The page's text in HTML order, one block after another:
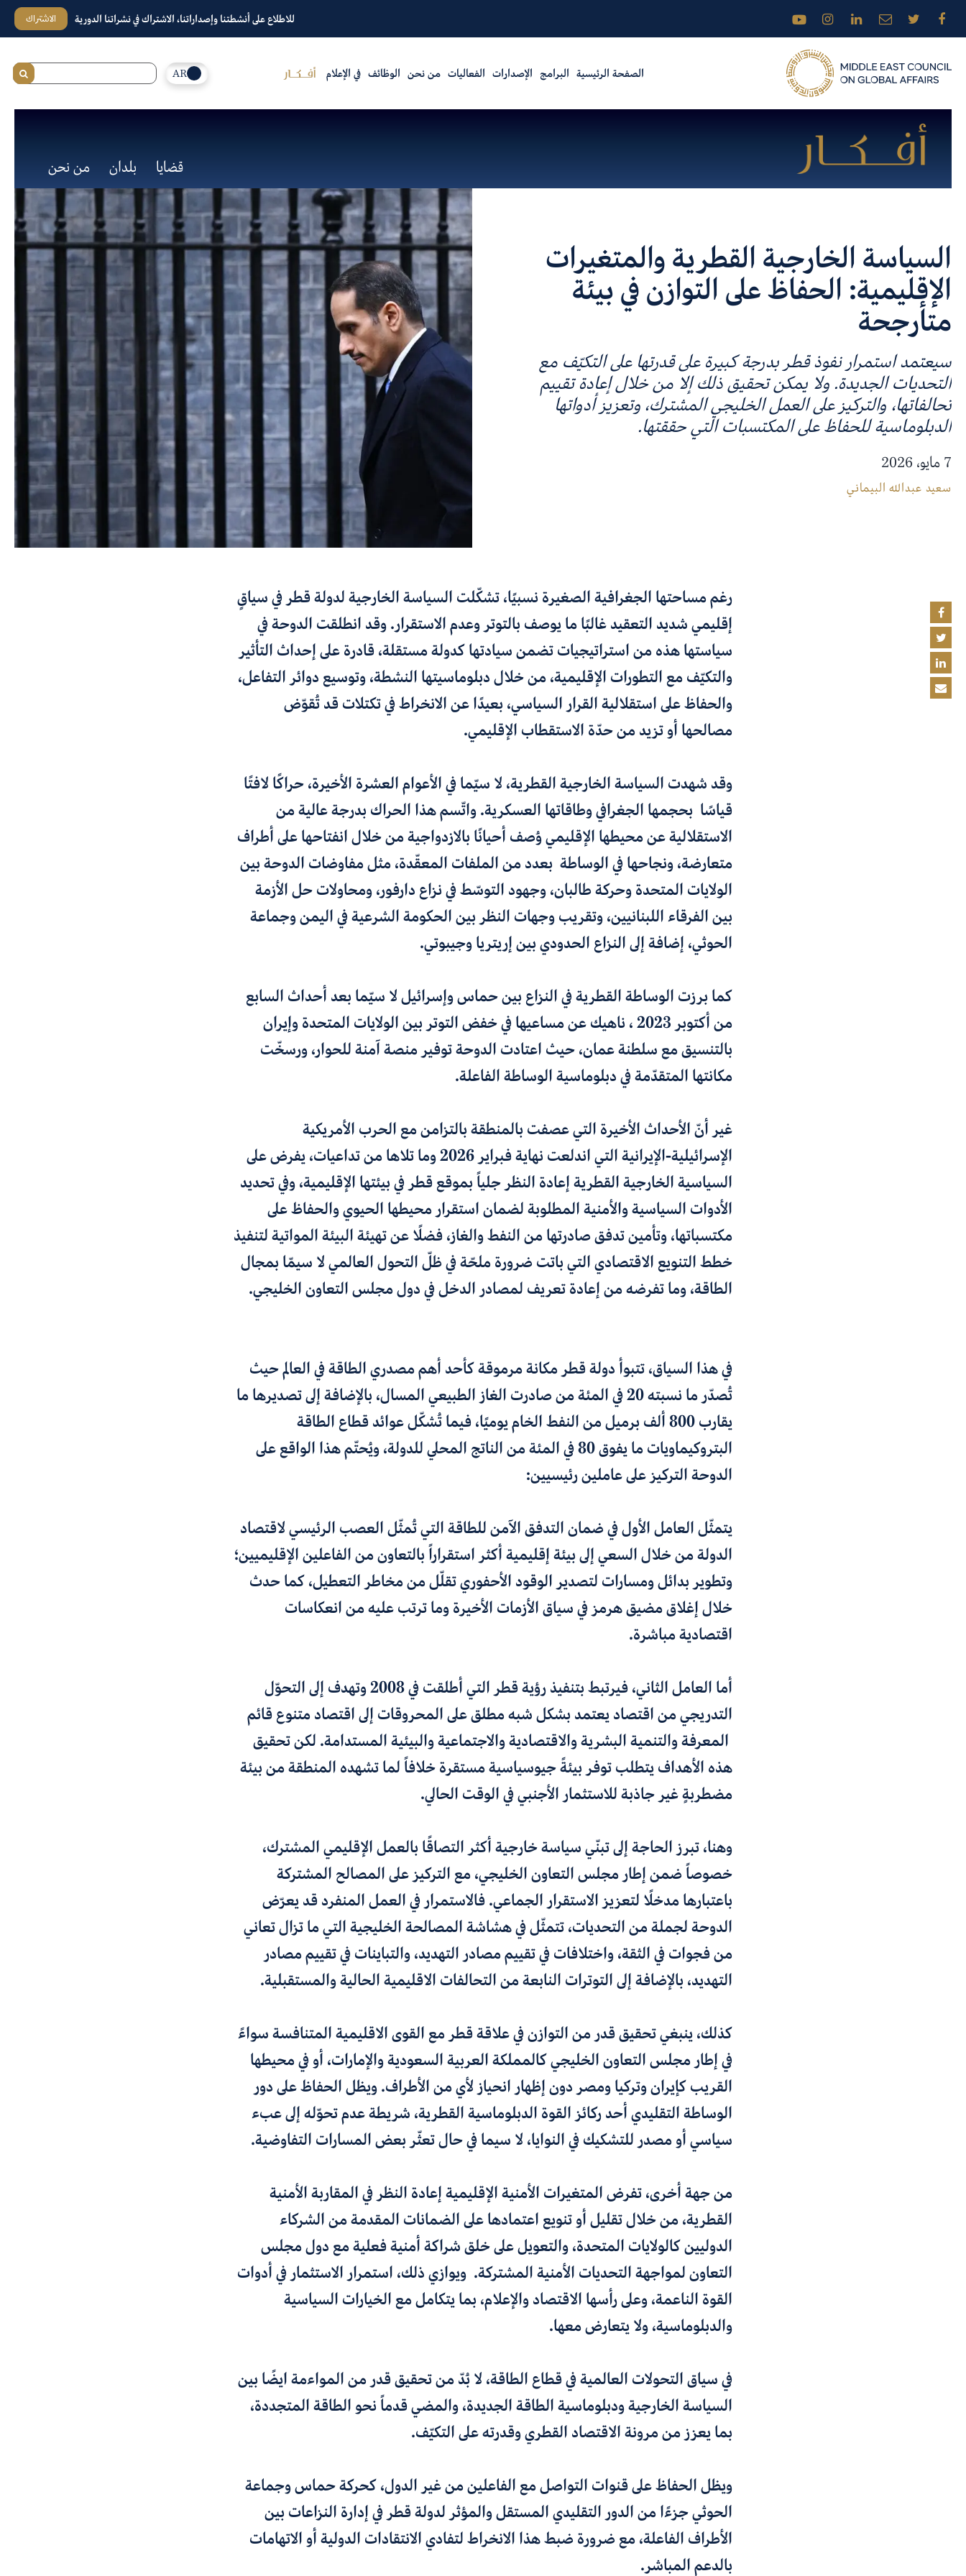
للاطلاع على أنشطتنا وإصداراتنا، الاشتراك في نشراتنا الدورية الاشتراك
الصفحة الرئيسية البرامج الإصدارات الفعاليات من نحن الوظائف في الإعلام AR
قضايا بلدان من نحن
السياسة الخارجية القطرية والمتغيرات
الإقليمية: الحفاظ على التوازن في بيئة
متأرجحة
سيعتمد استمرار نفوذ قطر بدرجة كبيرة على قدرتها على التكيّف مع
التحديات الجديدة. ولا يمكن تحقيق ذلك إلا من خلال إعادة تقييم
تحالفاتها، والتركيز على العمل الخليجي المشترك، وتعزيز أدواتها
الدبلوماسية للحفاظ على المكتسبات التي حققتها.
7 مايو، 2026
سعيد عبدالله البيماني
رغم مساحتها الجغرافية الصغيرة نسبيًا، تشكّلت السياسة الخارجية لدولة قطر في سياقٍ
إقليمي شديد التعقيد غالبًا ما يوصف بالتوتر وعدم الاستقرار. وقد انطلقت الدوحة في
سياستها هذه من استراتيجيات تضمن سيادتها كدولة مستقلة، قادرة على إحداث التأثير
والتكيّف مع التطورات الإقليمية، من خلال دبلوماسيتها النشطة، وتوسيع دوائر التفاعل،
والحفاظ على استقلالية القرار السياسي، بعيدًا عن الانخراط في تكتلات قد تُقوّض
مصالحها أو تزيد من حدّة الاستقطاب الإقليمي.
وقد شهدت السياسة الخارجية القطرية، لا سيّما في الأعوام العشرة الأخيرة، حراكًا لافتًا
قياسًا بحجمها الجغرافي وطاقاتها العسكرية. واتّسم هذا الحراك بدرجة عالية من
الاستقلالية عن محيطها الإقليمي وُصف أحيانًا بالازدواجية من خلال انفتاحها على أطراف
متعارضة، ونجاحها في الوساطة بعدد من الملفات المعقّدة، مثل مفاوضات الدوحة بين
الولايات المتحدة وحركة طالبان، وجهود التوسّط في نزاع دارفور، ومحاولات حل الأزمة
بين الفرقاء اللبنانيين، وتقريب وجهات النظر بين الحكومة الشرعية في اليمن وجماعة
الحوثي، إضافة إلى النزاع الحدودي بين إريتريا وجيبوتي.
كما برزت الوساطة القطرية في النزاع بين حماس وإسرائيل لا سيّما بعد أحداث السابع
من أكتوبر 2023 ، ناهيك عن مساعيها في خفض التوتر بين الولايات المتحدة وإيران
بالتنسيق مع سلطنة عمان، حيث اعتادت الدوحة توفير منصة آمنة للحوار، ورسخّت
مكانتها المتقدّمة في دبلوماسية الوساطة الفاعلة.
غير أنّ الأحداث الأخيرة التي عصفت بالمنطقة بالتزامن مع الحرب الأمريكية
الإسرائيلية-الإيرانية التي اندلعت نهاية فبراير 2026 وما تلاها من تداعيات، يفرض على
السياسية الخارجية القطرية إعادة النظر جلياً بموقع قطر في بيئتها الإقليمية، وفي تحديد
الأدوات السياسية والأمنية المطلوبة لضمان استقرار محيطها الحيوي والحفاظ على
مكتسباتها، وتأمين تدفق صادرتها من النفط والغاز، فضلًا عن تهيئة البيئة المواتية لتنفيذ
خطط التنويع الاقتصادي التي باتت ضرورة ملحّة في ظلّ التحول العالمي لا سيمّا بمجال
الطاقة، وما تفرضه من إعادة تعريف لمصادر الدخل في دول مجلس التعاون الخليجي.
في هذا السياق، تتبوأ دولة قطر مكانة مرموقة كأحد أهم مصدري الطاقة في العالم حيث
تُصدّر ما نسبته 20 في المئة من صادرت الغاز الطبيعي المسال، بالإضافة إلى تصديرها ما
يقارب 800 ألف برميل من النفط الخام يوميًا، فيما تُشكّل عوائد قطاع الطاقة
البتروكيماويات ما يفوق 80 في المئة من الناتج المحلي للدولة، ويُحتّم هذا الواقع على
الدوحة التركيز على عاملين رئيسيين:
يتمثّل العامل الأول في ضمان التدفق الآمن للطاقة التي تُمثّل العصب الرئيسي لاقتصاد
الدولة من خلال السعي إلى بيئة إقليمية أكثر استقراراً بالتعاون من الفاعلين الإقليميين؛
وتطوير بدائل ومسارات لتصدير الوقود الأحفوري تقلّل من مخاطر التعطيل، كما حدث
خلال إغلاق مضيق هرمز في سياق الأزمات الأخيرة وما ترتب عليه من انعكاسات
اقتصادية مباشرة.
أما العامل الثاني، فيرتبط بتنفيذ رؤية قطر التي أطلقت في 2008 وتهدف إلى التحوّل
التدريجي من اقتصاد يعتمد بشكل شبه مطلق على المحروقات إلى اقتصاد متنوع قائم
المعرفة والتنمية البشرية والاقتصادية والاجتماعية والبيئية المستدامة. لكن تحقيق
هذه الأهداف يتطلب توفر بيئةً جيوسياسية مستقرة خلافاً لما تشهده المنطقة من بيئة
مضطربةٍ غير جاذبة للاستثمار الأجنبي في الوقت الحالي.
وهنا، تبرز الحاجة إلى تبنّي سياسة خارجية أكثر التصاقًا بالعمل الإقليمي المشترك،
خصوصاً ضمن إطار مجلس التعاون الخليجي، مع التركيز على المصالح المشتركة
باعتبارها مدخلًا لتعزيز الاستقرار الجماعي. فالاستمرار في العمل المنفرد قد يعرّض
الدوحة لجملة من التحديات، تتمثّل في هشاشة المصالحة الخليجية التي ما تزال تعاني
من فجوات في الثقة، واختلافات في تقييم مصادر التهديد، والتباينات في تقييم مصادر
التهديد، بالإضافة إلى التوترات النابعة من التحالفات الاقليمية الحالية والمستقبلية.
كذلك، ينبغي تحقيق قدر من التوازن في علاقة قطر مع القوى الاقليمية المتنافسة سواءً
في إطار مجلس التعاون الخليجي كالمملكة العربية السعودية والإمارات، أو في محيطها
القريب كإيران وتركيا ومصر دون إظهار انحياز لأي من الأطراف. ويظل الحفاظ على دور
الوساطة التقليدي أحد ركائز القوة الدبلوماسية القطرية، شريطة عدم تحوّله إلى عبء
سياسي أو مصدر للتشكيك في النوايا، لا سيما في حال تعثّر بعض المسارات التفاوضية.
من جهة أخرى، تفرض المتغيرات الأمنية الإقليمية إعادة النظر في المقاربة الأمنية
القطرية، من خلال تقليل أو تنويع اعتمادها على الضمانات المقدمة من الشركاء
الدوليين كالولايات المتحدة، والتعويل على خلق شراكة أمنية فعلية مع دول مجلس
التعاون لمواجهة التحديات الأمنية المشتركة. ويوازي ذلك، استمرار الاستثمار في أدوات
القوة الناعمة، وعلى رأسها الاقتصاد والإعلام، بما يتكامل مع الخيارات السياسية
والدبلوماسية، ولا يتعارض معها.
في سياق التحولات العالمية في قطاع الطاقة، لا بُدّ من تحقيق قدر من المواءمة ايضًا بين
السياسة الخارجية ودبلوماسية الطاقة الجديدة، والمضي قدماً نحو الطاقة المتجددة،
بما يعزز من مرونة الاقتصاد القطري وقدرته على التكيّف.
ويظل الحفاظ على قنوات التواصل مع الفاعلين من غير الدول، كحركة حماس وجماعة
الحوثي جزءًا من الدور التقليدي المستقل والمؤثر لدولة قطر في إدارة النزاعات بين
الأطراف الفاعلة، مع ضرورة ضبط هذا الانخراط لتفادي الانتقادات الدولية أو الاتهامات
بالدعم المباشر.